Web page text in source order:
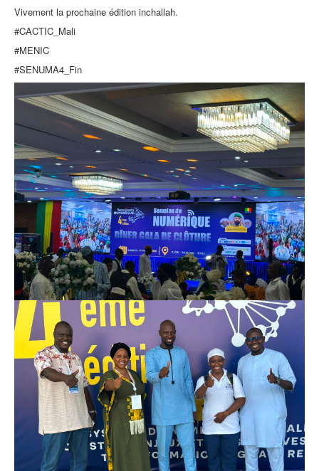
Vivement la prochaine édition inchallah.
#CACTIC_Mali
#MENIC
#SENUMA4_Fin